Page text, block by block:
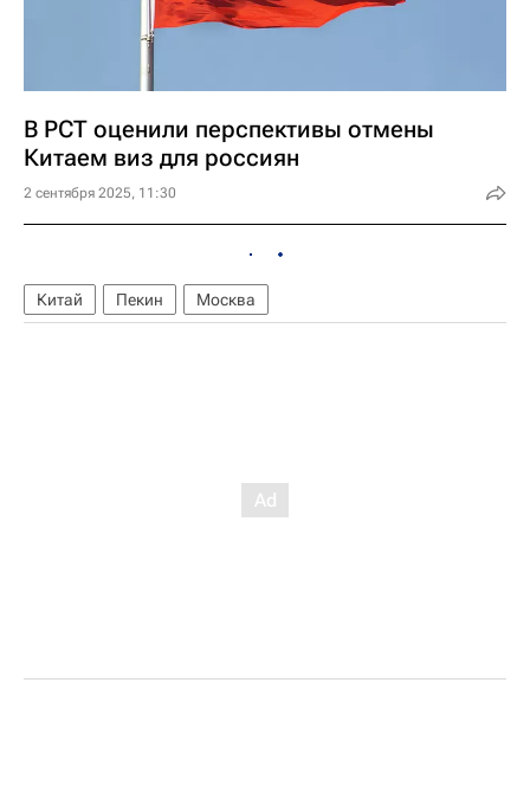
В РСТ оценили перспективы отмены
Китаем виз для россиян
2 сентября 2025, 11:30
Китай Пекин Москва